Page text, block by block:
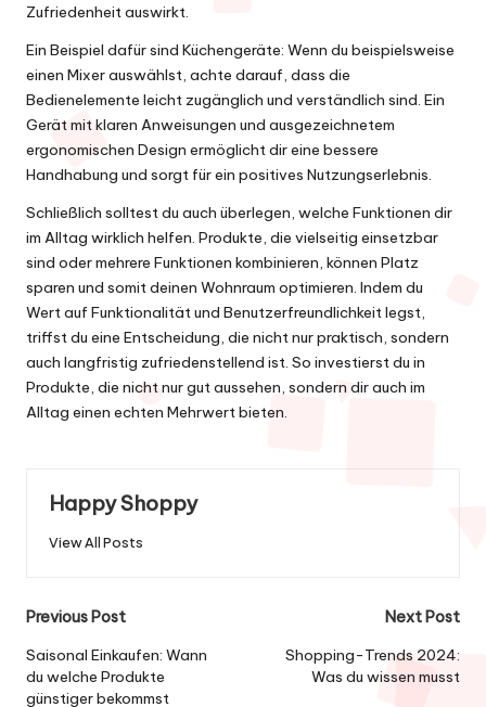
Zufriedenheit auswirkt.
Ein Beispiel dafür sind Küchengeräte: Wenn du beispielsweise
einen Mixer auswählst, achte darauf, dass die
Bedienelemente leicht zugänglich und verständlich sind. Ein
Gerät mit klaren Anweisungen und ausgezeichnetem
ergonomischen Design ermöglicht dir eine bessere
Handhabung und sorgt für ein positives Nutzungserlebnis.
Schließlich solltest du auch überlegen, welche Funktionen dir
im Alltag wirklich helfen. Produkte, die vielseitig einsetzbar
sind oder mehrere Funktionen kombinieren, können Platz
sparen und somit deinen Wohnraum optimieren. Indem du
Wert auf Funktionalität und Benutzerfreundlichkeit legst,
triffst du eine Entscheidung, die nicht nur praktisch, sondern
auch langfristig zufriedenstellend ist. So investierst du in
Produkte, die nicht nur gut aussehen, sondern dir auch im
Alltag einen echten Mehrwert bieten.
Happy Shoppy
View All Posts
Post
navigation
Previous Post
Saisonal Einkaufen: Wann
du welche Produkte
günstiger bekommst
Next Post
Shopping-Trends 2024:
Was du wissen musst